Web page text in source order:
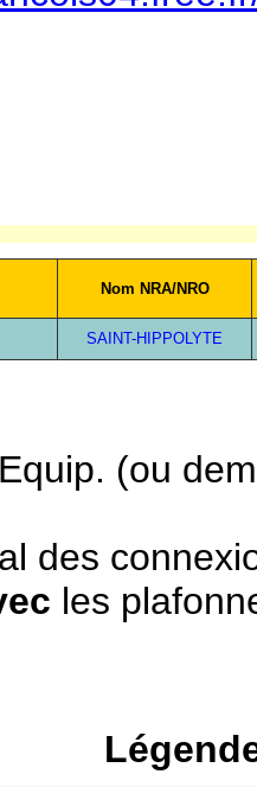
Nom NRA/NRO
SAINT-HIPPOLYTE
Equip. (ou
des
les